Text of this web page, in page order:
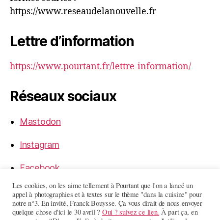
https://www.reseaudelanouvelle.fr
Lettre d’information
https://www.pourtant.fr/lettre-information/
Réseaux sociaux
Mastodon
Instagram
Facebook
LinkedIn
Les cookies, on les aime tellement à Pourtant que l'on a lancé un
appel à photographies et à textes sur le thème "dans la cuisine" pour
notre n°3. En invité, Franck Bouysse. Ça vous dirait de nous envoyer
quelque chose d'ici le 30 avril ? Oui ? suivez ce lien. À part ça, en